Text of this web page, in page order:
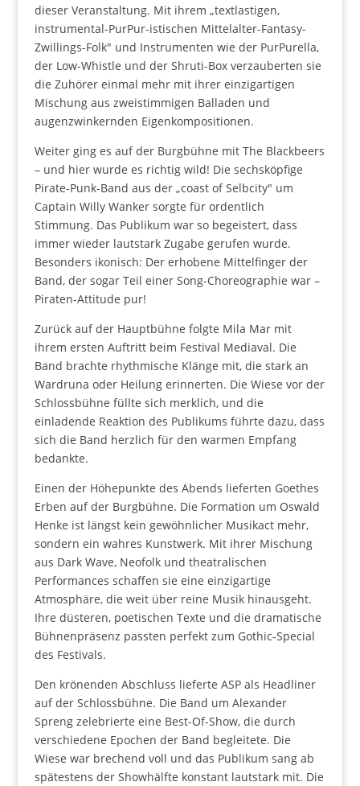
dieser Veranstaltung. Mit ihrem „textlastigen,
instrumental-PurPur-istischen Mittelalter-Fantasy-
Zwillings-Folk" und Instrumenten wie der PurPurella,
der Low-Whistle und der Shruti-Box verzauberten sie
die Zuhörer einmal mehr mit ihrer einzigartigen
Mischung aus zweistimmigen Balladen und
augenzwinkernden Eigenkompositionen.
Weiter ging es auf der Burgbühne mit The Blackbeers
– und hier wurde es richtig wild! Die sechsköpfige
Pirate-Punk-Band aus der „coast of Selbcity" um
Captain Willy Wanker sorgte für ordentlich
Stimmung. Das Publikum war so begeistert, dass
immer wieder lautstark Zugabe gerufen wurde.
Besonders ikonisch: Der erhobene Mittelfinger der
Band, der sogar Teil einer Song-Choreographie war –
Piraten-Attitude pur!
Zurück auf der Hauptbühne folgte Mila Mar mit
ihrem ersten Auftritt beim Festival Mediaval. Die
Band brachte rhythmische Klänge mit, die stark an
Wardruna oder Heilung erinnerten. Die Wiese vor der
Schlossbühne füllte sich merklich, und die
einladende Reaktion des Publikums führte dazu, dass
sich die Band herzlich für den warmen Empfang
bedankte.
Einen der Höhepunkte des Abends lieferten Goethes
Erben auf der Burgbühne. Die Formation um Oswald
Henke ist längst kein gewöhnlicher Musikact mehr,
sondern ein wahres Kunstwerk. Mit ihrer Mischung
aus Dark Wave, Neofolk und theatralischen
Performances schaffen sie eine einzigartige
Atmosphäre, die weit über reine Musik hinausgeht.
Ihre düsteren, poetischen Texte und die dramatische
Bühnenpräsenz passten perfekt zum Gothic-Special
des Festivals.
Den krönenden Abschluss lieferte ASP als Headliner
auf der Schlossbühne. Die Band um Alexander
Spreng zelebrierte eine Best-Of-Show, die durch
verschiedene Epochen der Band begleitete. Die
Wiese war brechend voll und das Publikum sang ab
spätestens der Showhälfte konstant lautstark mit. Die